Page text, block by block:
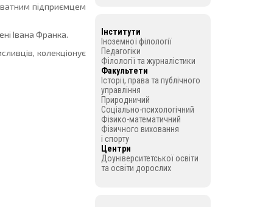
підприємцем
Івана Франка.
колекціонує
Інститути
Іноземної філології
Педагогіки
Філології та журналістики
Факультети
Історії, права та публічного
управління
Природничий
Соціально-психологічний
Фізико-математичний
Фізичного виховання
і спорту
Центри
Доуніверситетської освіти
та освіти дорослих